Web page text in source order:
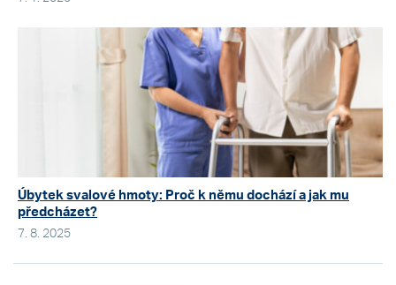
Úbytek svalové hmoty: Proč k němu dochází a jak mu
předcházet?
7. 8. 2025